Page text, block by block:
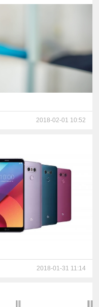
2018-02-01 10:52
2018-01-31 11:14